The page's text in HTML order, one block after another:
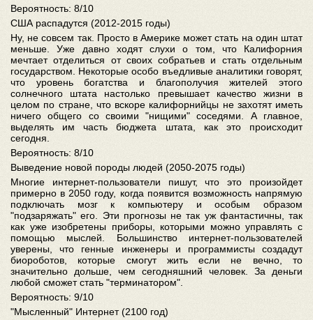
Вероятность: 8/10
США распадутся (2012-2015 годы)
Ну, не совсем так. Просто в Америке может стать на один штат
меньше. Уже давно ходят слухи о том, что Калифорния
мечтает отделиться от своих собратьев и стать отдельным
государством. Некоторые особо въедливые аналитики говорят,
что уровень богатства и благополучия жителей этого
солнечного штата настолько превышает качество жизни в
целом по стране, что вскоре калифорнийцы не захотят иметь
ничего общего со своими "нищими" соседями. А главное,
выделять им часть бюджета штата, как это происходит
сегодня.
Вероятность: 8/10
Выведение новой породы людей (2050-2075 годы)
Многие интернет-пользователи пишут, что это произойдет
примерно в 2050 году, когда появится возможность напрямую
подключать мозг к компьютеру и особым образом
"подзаряжать" его. Эти прогнозы не так уж фантастичны, так
как уже изобретены приборы, которыми можно управлять с
помощью мыслей. Большинство интернет-пользователей
уверены, что генные инженеры и программисты создадут
биороботов, которые смогут жить если не вечно, то
значительно дольше, чем сегодняшний человек. За деньги
любой сможет стать "терминатором".
Вероятность: 9/10
"Мысленный" Интернет (2100 год)